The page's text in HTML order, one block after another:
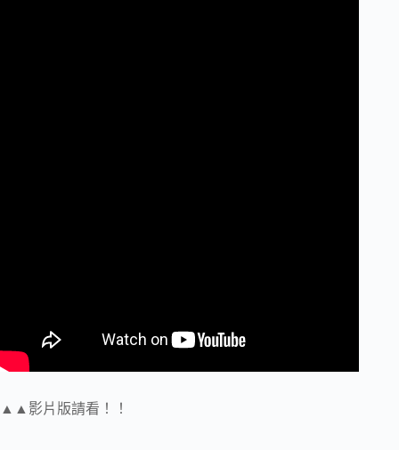
▲▲影片版請看！！